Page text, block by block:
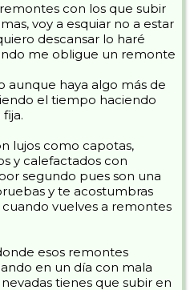
con los que subir
voy a esquiar no a estar
descansar lo haré
me obligue un remonte
aunque haya algo más de
el tiempo haciendo
lujos como capotas,
y calefactados con
segundo pues son una
y te acostumbras
vuelves a remontes
esos remontes
en un día con mala
tienes que subir en